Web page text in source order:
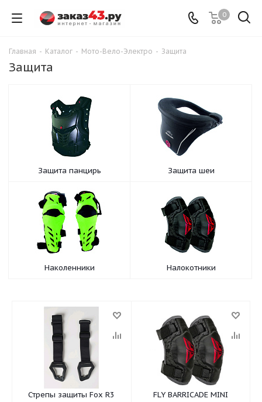
0
Главная - Каталог - Мото-Вело-Электро - Защита
Защита
Защита панцирь Защита шеи
Наколенники Налокотники
Стрепы защиты Fox R3
FLY BARRICADE MINI